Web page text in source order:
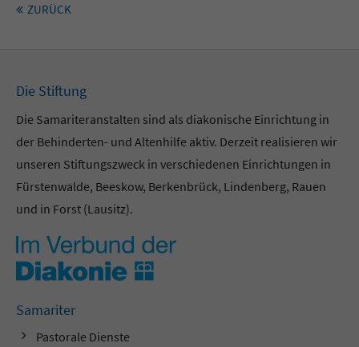
ZURÜCK
Die Stiftung
Die Samariteranstalten sind als diakonische Einrichtung in
der Behinderten- und Altenhilfe aktiv. Derzeit realisieren wir
unseren Stiftungszweck in verschiedenen Einrichtungen in
Fürstenwalde, Beeskow, Berkenbrück, Lindenberg, Rauen
und in Forst (Lausitz).
Samariter
Pastorale Dienste